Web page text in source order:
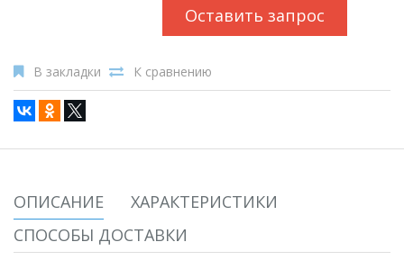
Оставить запрос
В закладки К сравнению
ОПИСАНИЕ
ХАРАКТЕРИСТИКИ
СПОСОБЫ ДОСТАВКИ